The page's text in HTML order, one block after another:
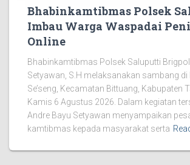
Bhabinkamtibmas Polsek
Imbau Warga Waspadai
Online
Bhabinkamtibmas Polsek Saluputti
Setyawan, S.H melaksanakan sambang di
Se’seng, Kecamatan Bittuang, Kabupaten
Kamis 6 Agustus 2026. Dalam kegiatan
Andre Bayu Setyawan menyampaikan
kamtibmas kepada masyarakat serta